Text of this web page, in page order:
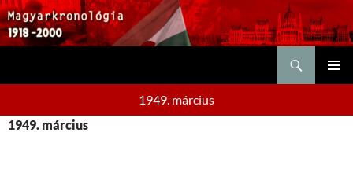
1949. március
1949. március